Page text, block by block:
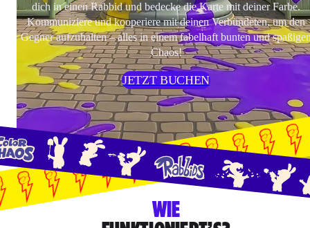
dich in einen Rabbid und bedecke die Karte mit deiner Farbe.
Kommuniziere und kooperiere mit deinen Verbündeten, um den
Gegner aufzuhalten – alles in einem fabelhaft bunten und
Chaos!
JETZT BUCHEN
WIE